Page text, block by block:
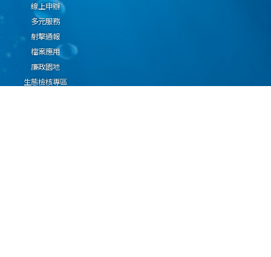
線上申辦
多元服務
射擊通報
檔案應用
廉政園地
生態檢核專區